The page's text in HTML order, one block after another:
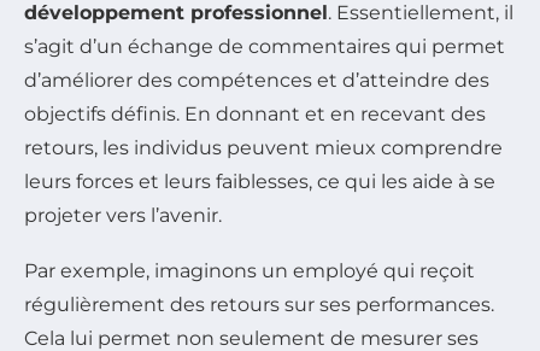
développement professionnel. Essentiellement, il
s’agit d’un échange de commentaires qui permet
d’améliorer des compétences et d’atteindre des
objectifs définis. En donnant et en recevant des
retours, les individus peuvent mieux comprendre
leurs forces et leurs faiblesses, ce qui les aide à se
projeter vers l’avenir.
Par exemple, imaginons un employé qui reçoit
régulièrement des retours sur ses performances.
Cela lui permet non seulement de mesurer ses